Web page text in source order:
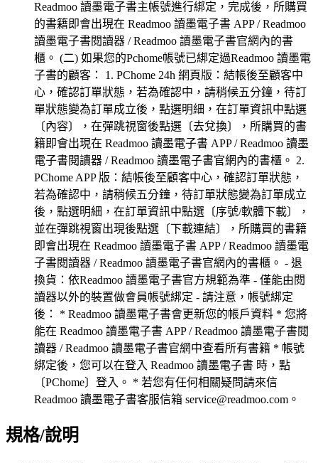
Readmoo 讀墨電子書主帳號進行綁定，完成後，所購買
的書籍即會出現在 Readmoo 讀墨電子書 APP / Readmoo
讀墨電子書閱讀器 / Readmoo 讀墨電子書官網內的書
櫃。 (二) 如果您的Pchome帳號已綁定過Readmoo 讀墨電
子書的顧客： 1. PChome 24h 網頁版：結帳後至顧客中
心，確認訂單狀態，若為確認中，請稍候五分鐘，待訂
單狀態變為訂單成立後，點選明細，在訂單資訊中點選
〔內容〕，在彈跳視窗後點選〔去兌換〕，所購買的書
籍即會出現在 Readmoo 讀墨電子書 APP / Readmoo 讀墨
電子書閱讀器 / Readmoo 讀墨電子書官網內的書櫃。 2.
PChome APP 版：結帳後至顧客中心，確認訂單狀態，
若為確認中，請稍候五分鐘，待訂單狀態變為訂單成立
後，點選明細，在訂單資訊中點選〔序號/軟體下載〕，
並在彈跳視窗出現後點選〔下載連結〕，所購買的書籍
即會出現在 Readmoo 讀墨電子書 APP / Readmoo 讀墨電
子書閱讀器 / Readmoo 讀墨電子書官網內的書櫃。 - 退
換貨：依Readmoo 讀墨電子書官方規範為準 - 僅能由閱
讀器以外的裝置做會員帳號綁定 - 請注意，帳號綁定
後： * Readmoo 讀墨電子書會更新您的帳戶資料 * 您將
能在 Readmoo 讀墨電子書 APP / Readmoo 讀墨電子書閱
讀器 / Readmoo 讀墨電子書官網中查看所有書籍 * 帳號
綁定後，您可以在登入 Readmoo 讀墨電子書 時，點
〔PChome〕登入。 * 若您有任何相關疑問請來信
Readmoo 讀墨電子書客服信箱 service@readmoo.com。
規格/說明